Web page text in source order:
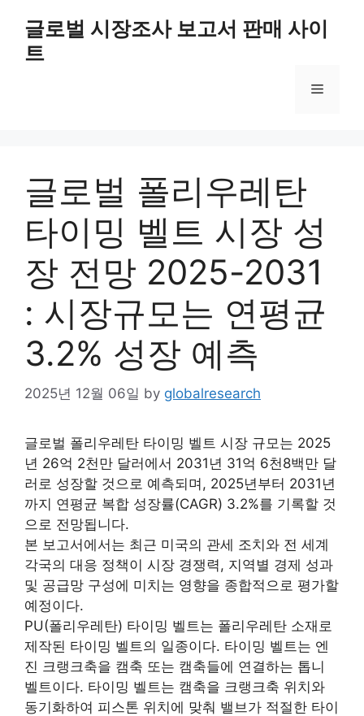
content
글로벌 시장조사 보고서 판매 사이
트
Menu
글로벌 폴리우레탄
타이밍 벨트 시장 성
장 전망 2025-2031
: 시장규모는 연평균
3.2% 성장 예측
2025년 12월 06일 by globalresearch
글로벌 폴리우레탄 타이밍 벨트 시장 규모는 2025
년 26억 2천만 달러에서 2031년 31억 6천8백만 달
러로 성장할 것으로 예측되며, 2025년부터 2031년
까지 연평균 복합 성장률(CAGR) 3.2%를 기록할 것
으로 전망됩니다.
본 보고서에서는 최근 미국의 관세 조치와 전 세계
각국의 대응 정책이 시장 경쟁력, 지역별 경제 성과
및 공급망 구성에 미치는 영향을 종합적으로 평가할
예정이다.
PU(폴리우레탄) 타이밍 벨트는 폴리우레탄 소재로
제작된 타이밍 벨트의 일종이다. 타이밍 벨트는 엔
진 크랭크축을 캠축 또는 캠축들에 연결하는 톱니
벨트이다. 타이밍 벨트는 캠축을 크랭크축 위치와
동기화하여 피스톤 위치에 맞춰 밸브가 적절한 타이